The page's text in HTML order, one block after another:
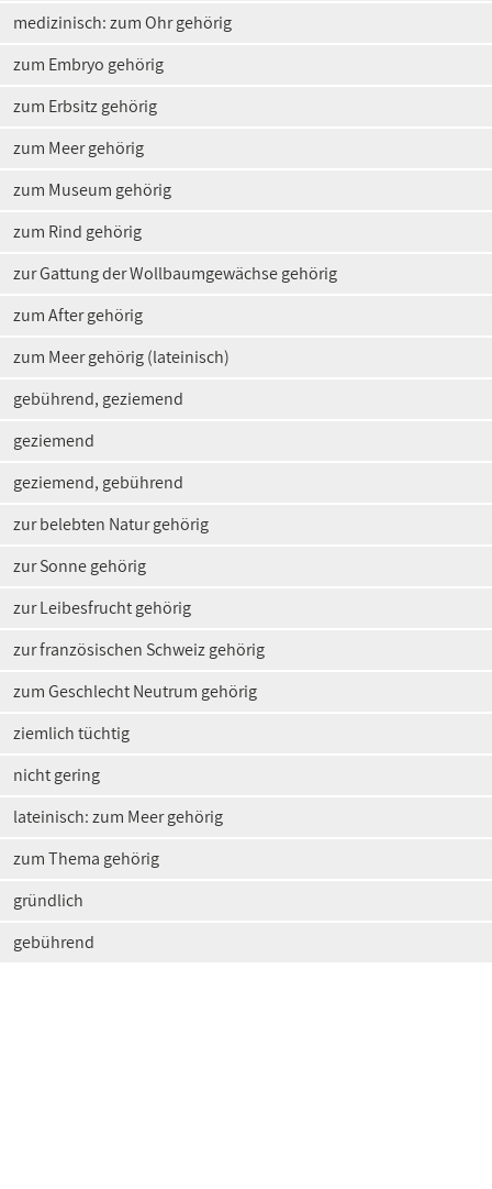
medizinisch: zum Ohr gehörig
zum Embryo gehörig
zum Erbsitz gehörig
zum Meer gehörig
zum Museum gehörig
zum Rind gehörig
zur Gattung der Wollbaumgewächse gehörig
zum After gehörig
zum Meer gehörig (lateinisch)
gebührend, geziemend
geziemend
geziemend, gebührend
zur belebten Natur gehörig
zur Sonne gehörig
zur Leibesfrucht gehörig
zur französischen Schweiz gehörig
zum Geschlecht Neutrum gehörig
ziemlich tüchtig
nicht gering
lateinisch: zum Meer gehörig
zum Thema gehörig
gründlich
gebührend